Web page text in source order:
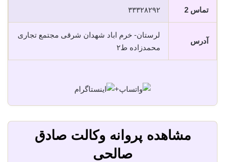
تماس 2 ٣٣٣٢٨٢٩٢
آدرس
لرستان- خرم اباد شهدان شرقی مجتمع تجاری
محمدزاده ط٢
+
مشاهده پروانه وکالت صادق
صالحی